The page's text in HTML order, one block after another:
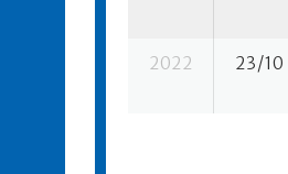
2022 23/10